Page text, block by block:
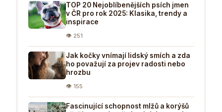
TOP 20 Nejoblíbenějších psích jmen
v ČR pro rok 2025: Klasika, trendy a
inspirace
👁 251
Jak kočky vnímají lidský smích a zda
ho považují za projev radosti nebo
hrozbu
👁 155
Fascinující schopnost mlžů a korýšů